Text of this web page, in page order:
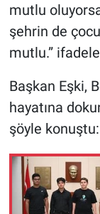
mutlu
şehrin de
mutlu.”
Başkan Eşki,
hayatına
şöyle konuştu: